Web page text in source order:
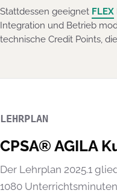
Stattdessen geeignet FLEX
Integration und Betrieb
technische Credit Points,
LEHRPLAN
CPSA® AGILA
Der Lehrplan 2025.1
1080